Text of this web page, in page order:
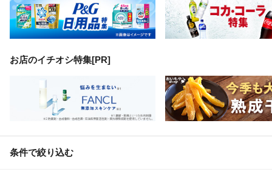
お店のイチオシ特集[PR]
条件で絞り込む